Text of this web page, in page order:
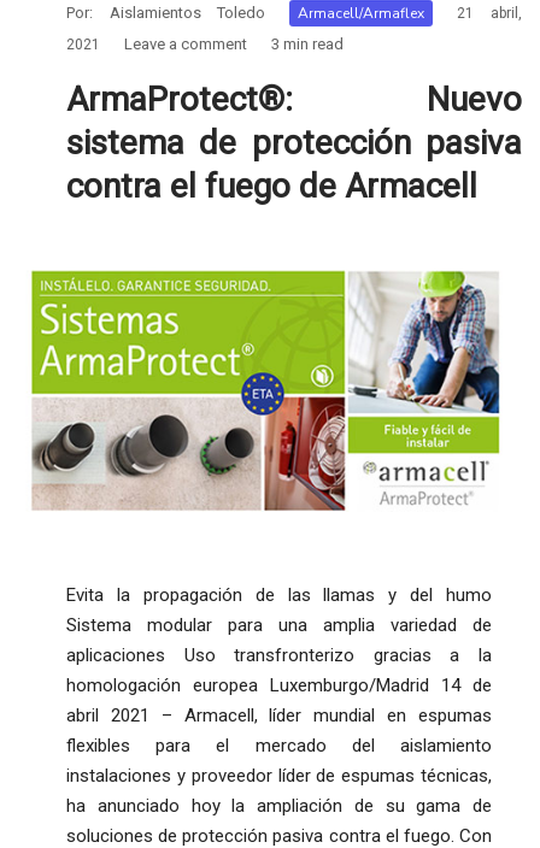
Por: Aislamientos Toledo Armacell/Armaflex
21 abril,
2021
Leave a comment 3 min read
ArmaProtect®: Nuevo
sistema de protección pasiva
contra el fuego de Armacell
Evita la propagación de las llamas y del humo
Sistema modular para una amplia variedad de
aplicaciones Uso transfronterizo gracias a la
homologación europea Luxemburgo/Madrid 14 de
abril 2021 – Armacell, líder mundial en espumas
flexibles para el mercado del aislamiento
instalaciones y proveedor líder de espumas técnicas,
ha anunciado hoy la ampliación de su gama de
soluciones de protección pasiva contra el fuego. Con